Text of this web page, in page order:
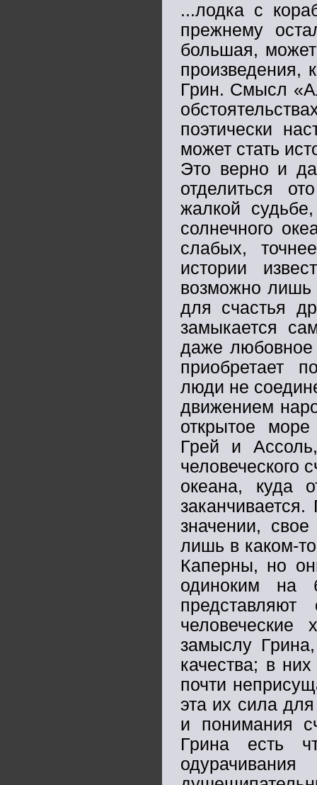
...лодка с
прежнему
большая,
произведения,
Грин. Смысл
поэтически
может стать
Это верно и
отделиться
жалкой
солнечного
слабых,
истории
возможно лишь
для счастья
замыкается
даже
приобретает
люди не
движением
открытое море
Грей и
человеческого
океана, куда
значении,
лишь в каком-
Каперны, но
одиноким на
замыслу
качества; в
почти
эта их сила
и понимания
Грина есть